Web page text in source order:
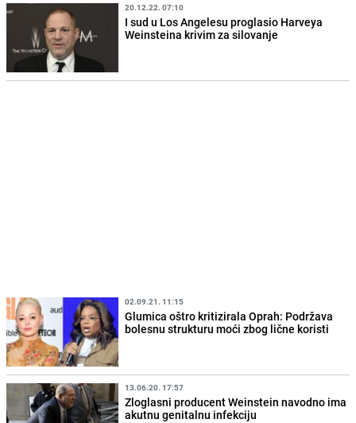
20.12.22. 07:10
I sud u Los Angelesu proglasio Harveya
Weinsteina krivim za silovanje
02.09.21. 11:15
Glumica oštro kritizirala Oprah: Podržava
bolesnu strukturu moći zbog lične koristi
13.06.20. 17:57
Zloglasni producent Weinstein navodno ima
akutnu genitalnu infekciju